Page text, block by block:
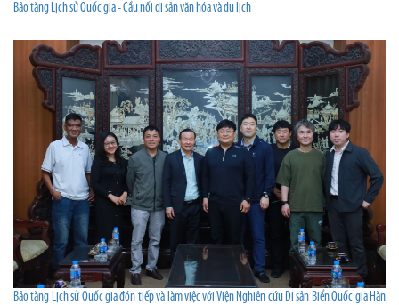
Bảo tàng Lịch sử Quốc gia - Cầu nối di sản văn hóa và du lịch
Bảo tàng Lịch sử Quốc gia đón tiếp và làm việc với Viện Nghiên cứu Di sản Biển Quốc gia Hàn